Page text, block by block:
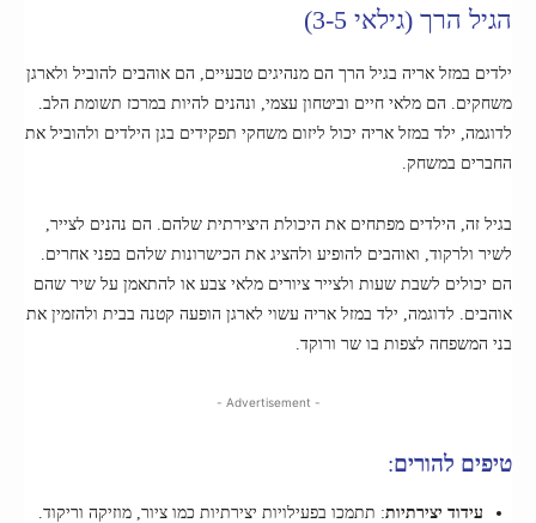
הגיל הרך (גילאי 3-5)
ילדים במזל אריה בגיל הרך הם מנהיגים טבעיים, הם אוהבים להוביל ולארגן
משחקים. הם מלאי חיים וביטחון עצמי, ונהנים להיות במרכז תשומת הלב.
לדוגמה, ילד במזל אריה יכול ליזום משחקי תפקידים בגן הילדים ולהוביל את
החברים במשחק.
בגיל זה, הילדים מפתחים את היכולת היצירתית שלהם. הם נהנים לצייר,
לשיר ולרקוד, ואוהבים להופיע ולהציג את הכישרונות שלהם בפני אחרים.
הם יכולים לשבת שעות ולצייר ציורים מלאי צבע או להתאמן על שיר שהם
אוהבים. לדוגמה, ילד במזל אריה עשוי לארגן הופעה קטנה בבית ולהזמין את
בני המשפחה לצפות בו שר ורוקד.
- Advertisement -
טיפים להורים:
עידוד יצירתיות: תתמכו בפעילויות יצירתיות כמו ציור, מוזיקה וריקוד.